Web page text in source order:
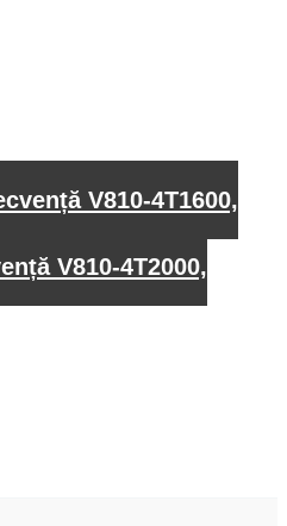
V810-4T1600,
V810-4T2000,